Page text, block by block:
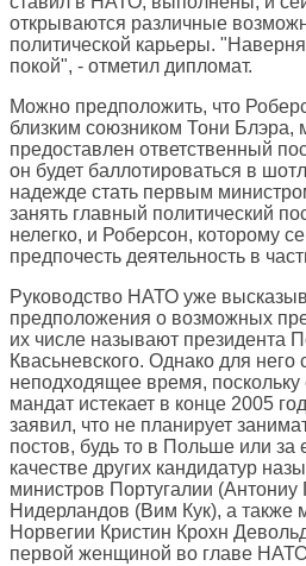
открываются различные
политической карьеры.
покой", - отметил дипломат.
Можно предположить, что
близким союзником Тони Блэра,
предоставлен ответственный
он будет баллотироваться в
надежде стать первым
занять главный политический
нелегко, и Роберсон, которому
предпочесть деятельность в
Руководство НАТО уже
предположения о возможных
их числе называют президента
Квасьневского. Однако для него
неподходящее время, поскольку
мандат истекает в конце 2005
заявил, что не планирует
постов, будь то в Польше или за
качестве других кандидатур
министров Португалии (Антониу
Нидерландов (Вим Кук), а также
Норвегии Кристин Крохн
первой женщиной во главе